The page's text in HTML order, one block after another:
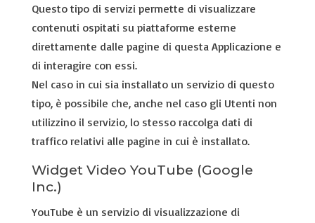
Questo tipo di servizi permette di visualizzare
contenuti ospitati su piattaforme esterne
direttamente dalle pagine di questa Applicazione e
di interagire con essi.
Nel caso in cui sia installato un servizio di questo
tipo, è possibile che, anche nel caso gli Utenti non
utilizzino il servizio, lo stesso raccolga dati di
traffico relativi alle pagine in cui è installato.
Widget Video YouTube (Google
Inc.)
YouTube è un servizio di visualizzazione di